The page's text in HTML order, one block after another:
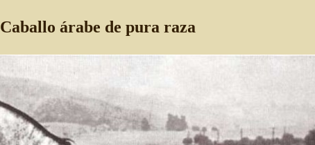
Caballo árabe de pura raza